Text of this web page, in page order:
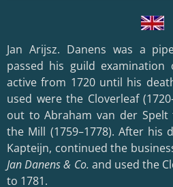
Jan Arijsz. Danens was a
passed his guild examination
active from 1720 until his
used were the Cloverleaf
out to Abraham van der Spelt
the Mill (1759–1778). After his
Kapteijn, continued the
Jan Danens & Co. and used the
to 1781.